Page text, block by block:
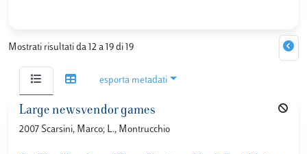
Mostrati risultati da 12 a 19 di 19
esporta metadati
Large newsvendor games
2007 Scarsini, Marco; L., Montrucchio